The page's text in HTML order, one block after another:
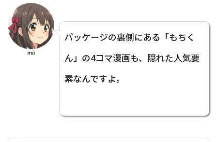
mii
パッケージの裏側にある「もちく
ん」の4コマ漫画も、隠れた人気要
素なんですよ。